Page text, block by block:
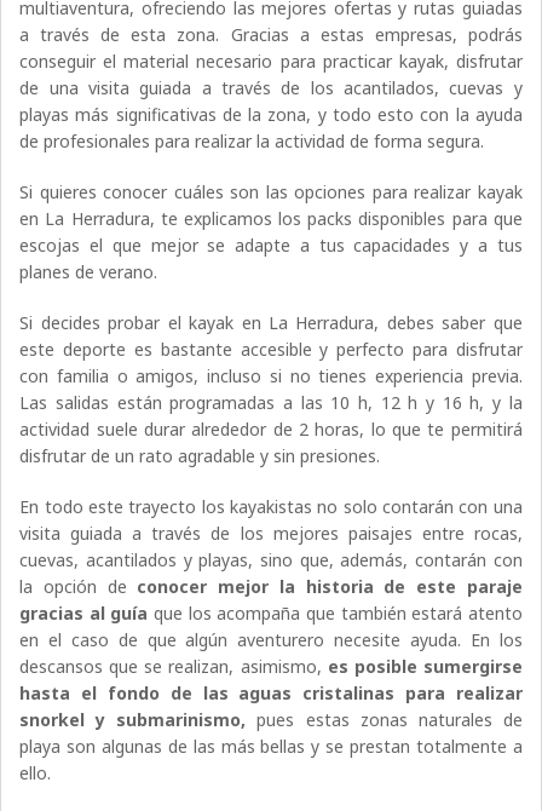
multiaventura, ofreciendo las mejores ofertas y rutas guiadas
a través de esta zona. Gracias a estas empresas, podrás
conseguir el material necesario para practicar kayak, disfrutar
de una visita guiada a través de los acantilados, cuevas y
playas más significativas de la zona, y todo esto con la ayuda
de profesionales para realizar la actividad de forma segura.
Si quieres conocer cuáles son las opciones para realizar kayak
en La Herradura, te explicamos los packs disponibles para que
escojas el que mejor se adapte a tus capacidades y a tus
planes de verano.
Si decides probar el kayak en La Herradura, debes saber que
este deporte es bastante accesible y perfecto para disfrutar
con familia o amigos, incluso si no tienes experiencia previa.
Las salidas están programadas a las 10 h, 12 h y 16 h, y la
actividad suele durar alrededor de 2 horas, lo que te permitirá
disfrutar de un rato agradable y sin presiones.
En todo este trayecto los kayakistas no solo contarán con una
visita guiada a través de los mejores paisajes entre rocas,
cuevas, acantilados y playas, sino que, además, contarán con
la opción de conocer mejor la historia de este paraje
gracias al guíaque los acompaña que también estará atento
en el caso de que algún aventurero necesite ayuda. En los
descansos que se realizan, asimismo, es posible sumergirse
hasta el fondo de las aguas cristalinas para realizar
snorkel y submarinismo, pues estas zonas naturales de
playa son algunas de las más bellas y se prestan totalmente a
ello.